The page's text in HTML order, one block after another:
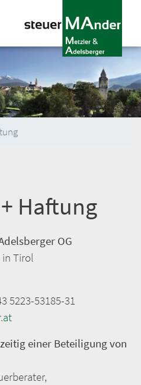
zum
Haftung
OG
in Tirol
5223-53185-31
einer Beteiligung von